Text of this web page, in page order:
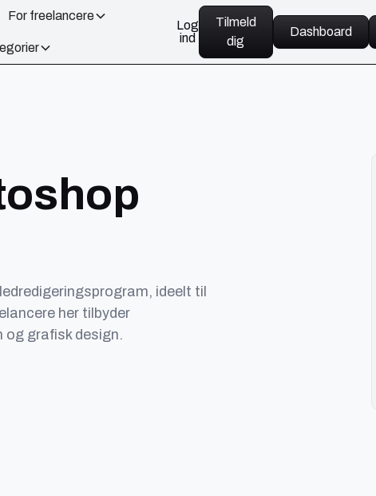
For freelancere
Log
ind
Tilmeld
dig
Dashboard
ideelt til
her tilbyder
grafisk design.